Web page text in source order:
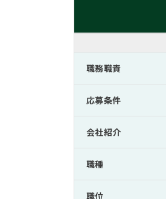
職務職責
応募条件
会社紹介
職種
職位